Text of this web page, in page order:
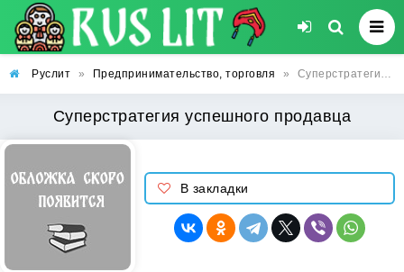
Руслит » Предпринимательство, торговля » Суперстратегия успешного продавца
Суперстратегия успешного продавца
В закладки